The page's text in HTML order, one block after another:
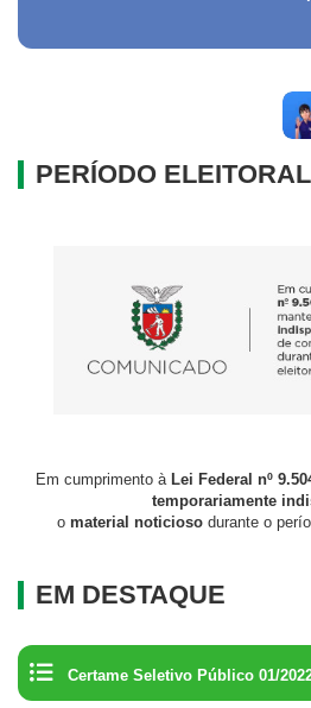
PERÍODO ELEITORAL
Em cumprimento à Lei Federal nº
temporariamente
o material noticioso durante o
EM DESTAQUE
Certame Seletivo Público 01/